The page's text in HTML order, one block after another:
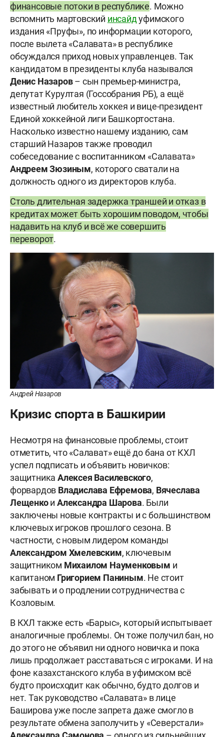
финансовые потоки в республике. Можно
вспомнить мартовский инсайдуфимского
издания «Пруфы», по информации которого,
после вылета «Салавата» в республике
обсуждался приход новых управленцев. Так
кандидатом в президенты клуба назывался
Денис Назаров– сын премьер-министра,
депутат Курултая (Госсобрания РБ), а ещё
известный любитель хоккея и вице-президент
Единой хоккейной лиги Башкортостана.
Насколько известно нашему изданию, сам
старший Назаров также проводил
собеседование с воспитанником «Салавата»
Андреем Зюзиным, которого сватали на
должность одного из директоров клуба.
Столь длительная задержка траншей и отказ в
кредитах может быть хорошим поводом, чтобы
надавить на клуб и всё же совершить
переворот.
Андрей Назаров
Кризис спорта в Башкирии
Несмотря на финансовые проблемы, стоит
отметить, что «Салават» ещё до бана от КХЛ
успел подписать и объявить новичков:
защитника Алексея Василевского,
форвардов Владислава Ефремова, Вячеслава
Лещенкои Александра Шарова. Были
заключены новые контракты и с большинством
ключевых игроков прошлого сезона. В
частности, с новым лидером команды
Александром Хмелевским, ключевым
защитником Михаилом Науменковым и
капитаном Григорием Паниным. Не стоит
забывать и о продлении сотрудничества с
Козловым.
В КХЛ также есть «Барыс», который испытывает
аналогичные проблемы. Он тоже получил бан, но
до этого не объявил ни одного новичка и пока
лишь продолжает расставаться с игроками. И на
фоне казахстанского клуба в уфимском всё
будто происходит как обычно, будто долгов и
нет. Так руководство «Салавата» в лице
Баширова уже после запрета даже смогло в
результате обмена заполучить у «Северстали»